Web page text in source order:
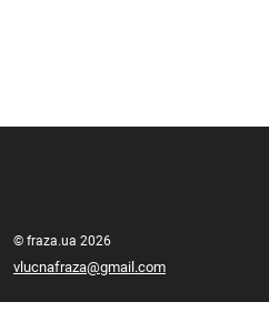
© fraza.ua 2026
vlucnafraza@gmail.com